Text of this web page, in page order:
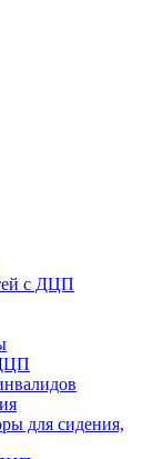
с ДЦП
для сидения,